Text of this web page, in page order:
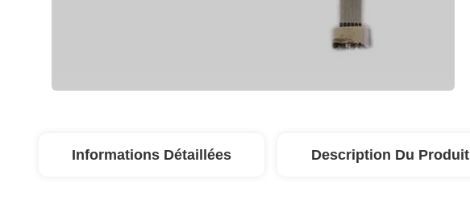
Informations Détaillées Description Du Produit